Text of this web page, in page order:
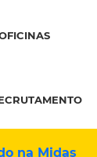
na Midas